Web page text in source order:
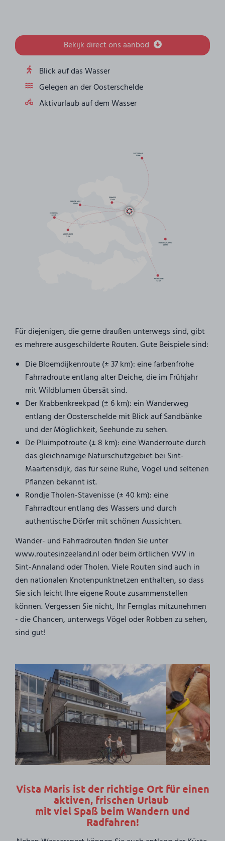
Bekijk direct ons aanbod
Blick auf das Wasser
Gelegen an der Oosterschelde
Aktivurlaub auf dem Wasser
Für diejenigen, die gerne draußen unterwegs sind, gibt
es mehrere ausgeschilderte Routen. Gute Beispiele sind:
Die Bloemdijkenroute (± 37 km): eine farbenfrohe
Fahrradroute entlang alter Deiche, die im Frühjahr
mit Wildblumen übersät sind.
Der Krabbenkreekpad (± 6 km): ein Wanderweg
entlang der Oosterschelde mit Blick auf Sandbänke
und der Möglichkeit, Seehunde zu sehen.
De Pluimpotroute (± 8 km): eine Wanderroute durch
das gleichnamige Naturschutzgebiet bei Sint-
Maartensdijk, das für seine Ruhe, Vögel und seltenen
Pflanzen bekannt ist.
Rondje Tholen-Stavenisse (± 40 km): eine
Fahrradtour entlang des Wassers und durch
authentische Dörfer mit schönen Aussichten.
Wander- und Fahrradrouten finden Sie unter
www.routesinzeeland.nl oder beim örtlichen VVV in
Sint-Annaland oder Tholen. Viele Routen sind auch in
den nationalen Knotenpunktnetzen enthalten, so dass
Sie sich leicht Ihre eigene Route zusammenstellen
können. Vergessen Sie nicht, Ihr Fernglas mitzunehmen
- die Chancen, unterwegs Vögel oder Robben zu sehen,
sind gut!
Vista Maris ist der richtige Ort für einen
aktiven, frischen Urlaub
mit viel Spaß beim Wandern und
Radfahren!